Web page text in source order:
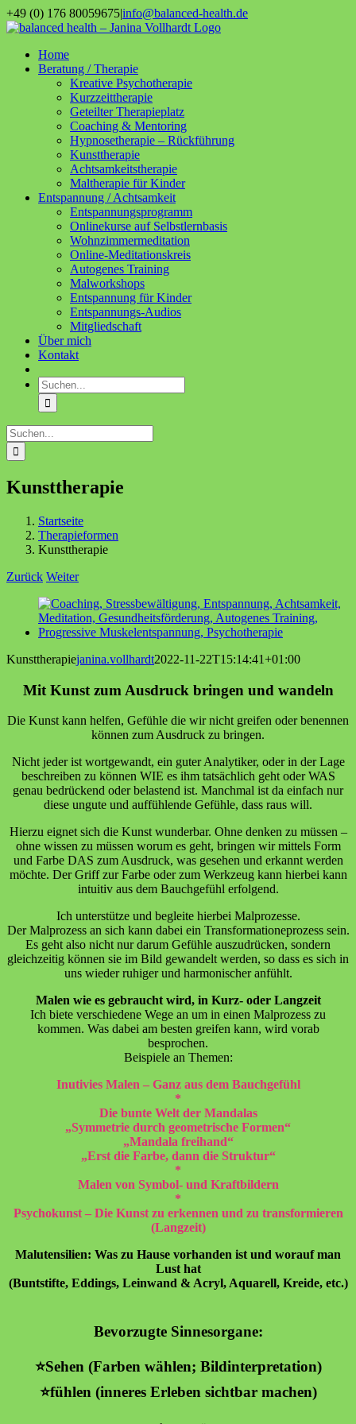
Zum
Inhalt
+49 (0) 176 80059675|info@balanced-health.de
Instagram
YouTube
Home
Beratung / Therapie
Kreative Psychotherapie
Kurzzeittherapie
Geteilter Therapieplatz
Coaching & Mentoring
Hypnosetherapie – Rückführung
Kunsttherapie
Achtsamkeitstherapie
Maltherapie für Kinder
Entspannung / Achtsamkeit
Entspannungsprogramm
Onlinekurse auf Selbstlernbasis
Wohnzimmermeditation
Online-Meditationskreis
Autogenes Training
Malworkshops
Entspannung für Kinder
Entspannungs-Audios
Mitgliedschaft
Über mich
Kontakt
Suche
nach:
Suche
nach:
Kunsttherapie
Startseite
Therapieformen
Kunsttherapie
Zurück Weiter
View
Larger
Image
Kunsttherapiejanina.vollhardt2022-11-22T15:14:41+01:00
Mit Kunst zum Ausdruck bringen und wandeln
Die Kunst kann helfen, Gefühle die wir nicht greifen oder benennen
können zum Ausdruck zu bringen.
Nicht jeder ist wortgewandt, ein guter Analytiker, oder in der Lage
beschreiben zu können WIE es ihm tatsächlich geht oder WAS
genau bedrückend oder belastend ist. Manchmal ist da einfach nur
diese ungute und auffühlende Gefühle, dass raus will.
Hierzu eignet sich die Kunst wunderbar. Ohne denken zu müssen –
ohne wissen zu müssen worum es geht, bringen wir mittels Form
und Farbe DAS zum Ausdruck, was gesehen und erkannt werden
möchte. Der Griff zur Farbe oder zum Werkzeug kann hierbei kann
intuitiv aus dem Bauchgefühl erfolgend.
Ich unterstütze und begleite hierbei Malprozesse.
Der Malprozess an sich kann dabei ein Transformationeprozess sein.
Es geht also nicht nur darum Gefühle auszudrücken, sondern
gleichzeitig können sie im Bild gewandelt werden, so dass es sich in
uns wieder ruhiger und harmonischer anfühlt.
Malen wie es gebraucht wird, in Kurz- oder Langzeit
Ich biete verschiedene Wege an um in einen Malprozess zu
kommen. Was dabei am besten greifen kann, wird vorab
besprochen.
Beispiele an Themen:
Inutivies Malen – Ganz aus dem Bauchgefühl
*
Die bunte Welt der Mandalas
„Symmetrie durch geometrische Formen“
„Mandala freihand“
„Erst die Farbe, dann die Struktur“
*
Malen von Symbol- und Kraftbildern
*
Psychokunst – Die Kunst zu erkennen und zu transformieren
(Langzeit)
Malutensilien: Was zu Hause vorhanden ist und worauf man
Lust hat
(Buntstifte, Eddings, Leinwand & Acryl, Aquarell, Kreide, etc.)
Bevorzugte Sinnesorgane:
⭐️Sehen (Farben wählen; Bildinterpretation)
⭐️fühlen (inneres Erleben sichtbar machen)